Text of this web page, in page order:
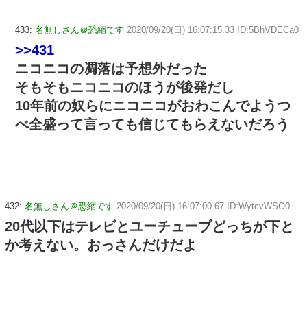
433: 名無しさん＠恐縮です 2020/09/20(日) 16:07:15.33 ID:5BhVDECa0
>>431
ニコニコの凋落は予想外だった
そもそもニコニコのほうが後発だし
10年前の奴らにニコニコがおわこんでようつ
べ全盛って言っても信じてもらえないだろう
432: 名無しさん＠恐縮です 2020/09/20(日) 16:07:00.67 ID:WytcvWSO0
20代以下はテレビとユーチューブどっちが下と
か考えない。おっさんだけだよ